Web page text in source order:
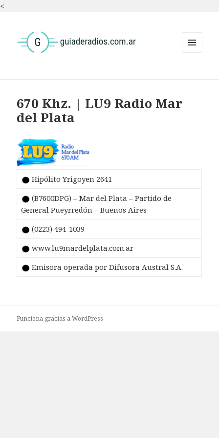
<
670 Khz. | LU9 Radio Mar
del Plata
Hipólito Yrigoyen 2641
(B7600DPG) – Mar del Plata – Partido de
General Pueyrredón – Buenos Aires
(0223) 494-1039
www.lu9mardelplata.com.ar
Emisora operada por Difusora Austral S.A.
Funciona gracias a WordPress